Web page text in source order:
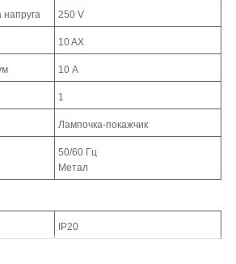
напруга 250 V
10 AX
10 А
1
Лампочка-покажчик
50/60 Гц
Метал
IP20